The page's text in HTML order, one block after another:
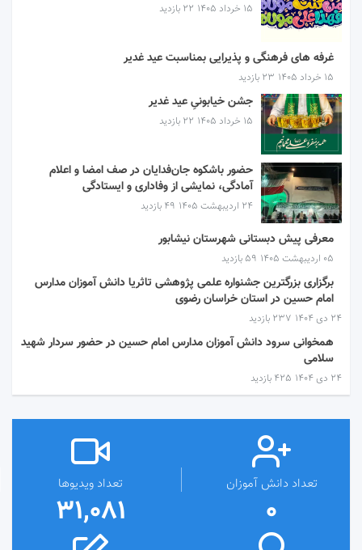
۱۵ خرداد ۱۴۰۵ 22 بازدید
غرفه های فرهنگی و پذیرایی بمناسبت عید غدیر
۱۵ خرداد ۱۴۰۵ 23 بازدید
جشن خیابونیِ عید غدیر
۱۵ خرداد ۱۴۰۵ 22 بازدید
حضور باشکوه جان‌فدایان در صف امضا و اعلام
آمادگی، نمایشی از وفاداری و ایستادگی
۲۴ اردیبهشت ۱۴۰۵ 49 بازدید
معرفی پیش دبستانی شهرستان نیشابور
۰۵ اردیبهشت ۱۴۰۵ 59 بازدید
برگزاری بزرگترین جشنواره علمی پژوهشی تاثریا دانش آموزان مدارس
امام حسین در استان خراسان رضوی
۲۴ دی ۱۴۰۴ 237 بازدید
همخوانی سرود دانش آموزان مدارس امام حسین در حضور سردار شهید
سلامی
۲۴ دی ۱۴۰۴ 425 بازدید
تعداد دانش آموزان
0
تعداد ویدیوها
31,081